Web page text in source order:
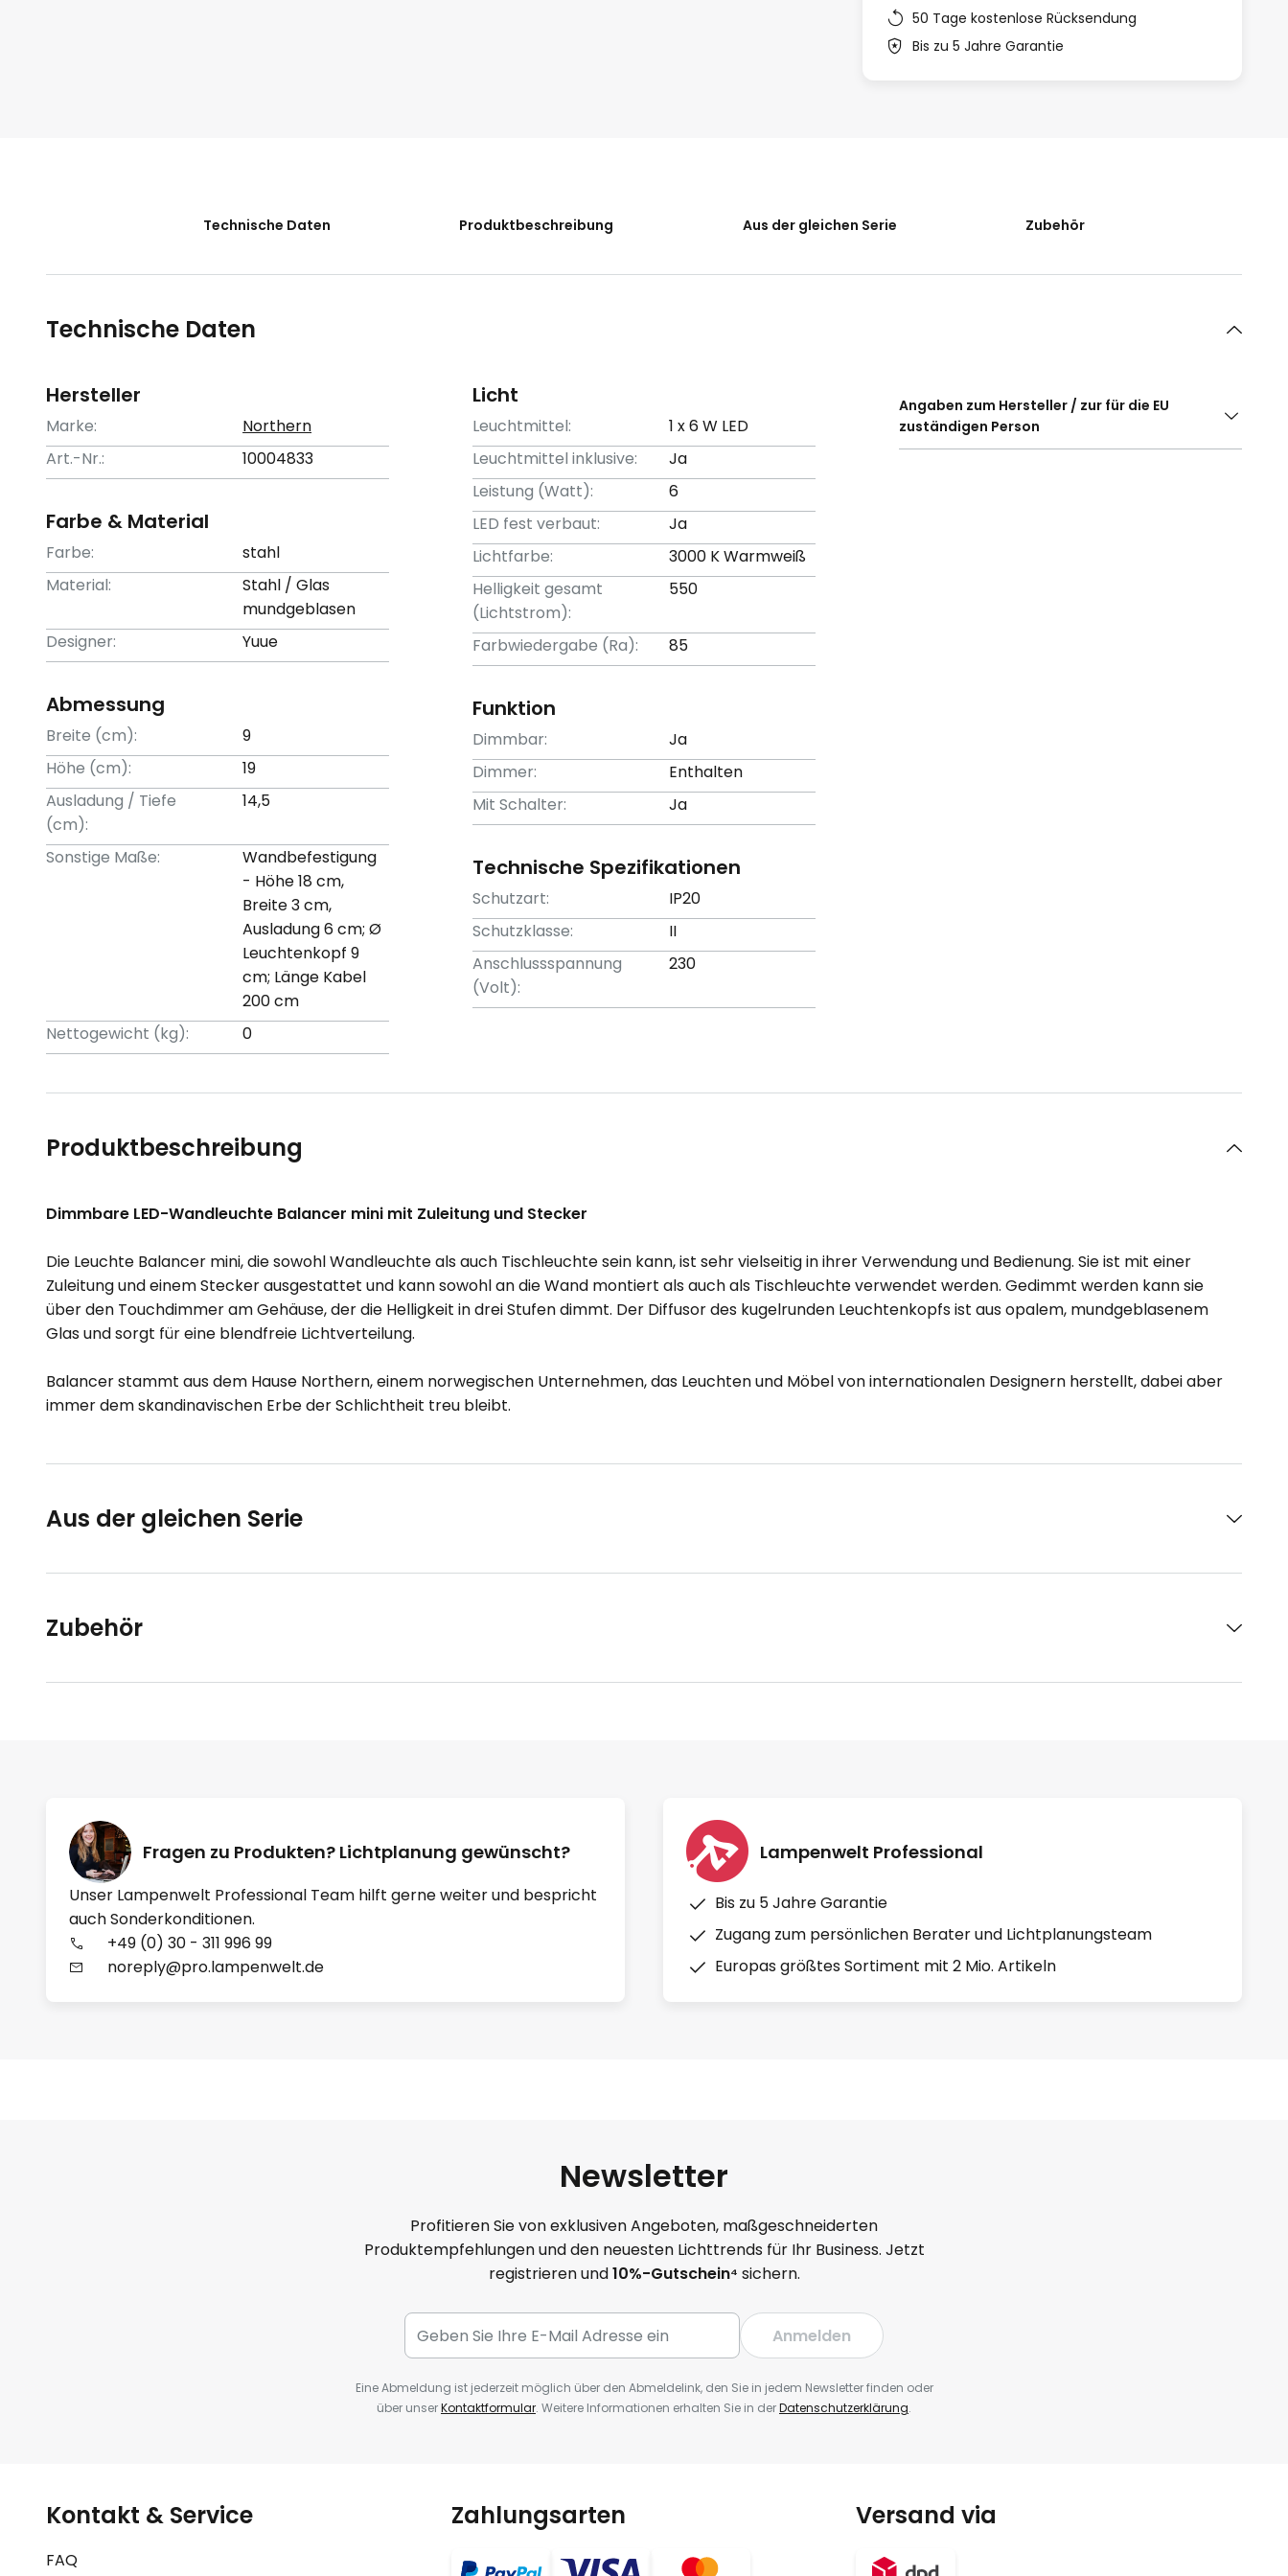
50 Tage kostenlose Rücksendung
Bis zu 5 Jahre Garantie
Technische Daten Produktbeschreibung Aus der gleichen Serie Zubehör
Technische Daten
Hersteller
Marke:
Northern
Art.-Nr.:
10004833
Farbe & Material
Farbe:
stahl
Material:
Stahl / Glas
mundgeblasen
Designer:
Yuue
Abmessung
Breite (cm):
9
Höhe (cm):
19
Ausladung / Tiefe
(cm):
14,5
Sonstige Maße:
Wandbefestigung
- Höhe 18 cm,
Breite 3 cm,
Ausladung 6 cm; Ø
Leuchtenkopf 9
cm; Länge Kabel
200 cm
Nettogewicht (kg):
0
Licht
Leuchtmittel:
1 x 6 W LED
Leuchtmittel inklusive:
Ja
Leistung (Watt):
6
LED fest verbaut:
Ja
Lichtfarbe:
3000 K Warmweiß
Helligkeit gesamt
(Lichtstrom):
550
Farbwiedergabe (Ra): 85
Funktion
Dimmbar:
Ja
Dimmer:
Enthalten
Mit Schalter:
Ja
Technische Spezifikationen
Schutzart:
IP20
Schutzklasse:
II
Anschlussspannung
(Volt):
230
Angaben zum Hersteller / zur für die EU
zuständigen Person
Produktbeschreibung
Dimmbare LED-Wandleuchte Balancer mini mit Zuleitung und Stecker
Die Leuchte Balancer mini, die sowohl Wandleuchte als auch Tischleuchte sein kann, ist sehr vielseitig in ihrer Verwendung und Bedienung. Sie ist mit einer
Zuleitung und einem Stecker ausgestattet und kann sowohl an die Wand montiert als auch als Tischleuchte verwendet werden. Gedimmt werden kann sie
über den Touchdimmer am Gehäuse, der die Helligkeit in drei Stufen dimmt. Der Diffusor des kugelrunden Leuchtenkopfs ist aus opalem, mundgeblasenem
Glas und sorgt für eine blendfreie Lichtverteilung.
Balancer stammt aus dem Hause Northern, einem norwegischen Unternehmen, das Leuchten und Möbel von internationalen Designern herstellt, dabei aber
immer dem skandinavischen Erbe der Schlichtheit treu bleibt.
Aus der gleichen Serie
Zubehör
Fragen zu Produkten? Lichtplanung gewünscht?
Unser Lampenwelt Professional Team hilft gerne weiter und bespricht
auch Sonderkonditionen.
+49 (0) 30 - 311 996 99
noreply@pro.lampenwelt.de
Lampenwelt Professional
Bis zu 5 Jahre Garantie
Zugang zum persönlichen Berater und Lichtplanungsteam
Europas größtes Sortiment mit 2 Mio. Artikeln
Newsletter
Profitieren Sie von exklusiven Angeboten, maßgeschneiderten
Produktempfehlungen und den neuesten Lichttrends für Ihr Business. Jetzt
registrieren und10%-Gutschein⁴ sichern.
Anmelden
Eine Abmeldung ist jederzeit möglich über den Abmeldelink, den Sie in jedem Newsletter finden oder
über unserKontaktformular. Weitere Informationen erhalten Sie in derDatenschutzerklärung.
Kontakt & Service
FAQ
Zahlungsarten Versand via